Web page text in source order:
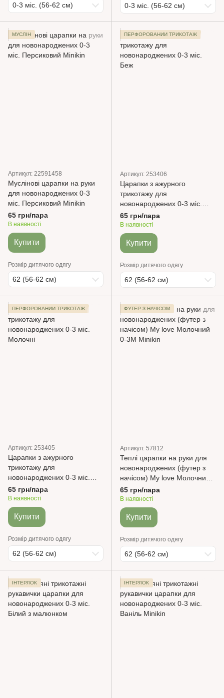
0-3 міс. (56-62 см) 0-3 міс. (56-62 см)
МУСЛІН
Артикул: 22591458
Муслінові царапки на руки
для новонароджених 0-3
міс. Персиковий Minikin
65 грн/пара
В наявності
Купити
Розмір дитячого одягу
62 (56-62 см)
ПЕРФОРОВАНИЙ ТРИКОТАЖ
Артикул: 253406
Царапки з ажурного
трикотажу для
новонароджених 0-3 міс.
Беж
65 грн/пара
В наявності
Купити
Розмір дитячого одягу
62 (56-62 см)
ПЕРФОРОВАНИЙ ТРИКОТАЖ
Артикул: 253405
Царапки з ажурного
трикотажу для
новонароджених 0-3 міс.
Молочні
65 грн/пара
В наявності
Купити
Розмір дитячого одягу
62 (56-62 см)
ФУТЕР З НАЧІСОМ
Артикул: 57812
Теплі царапки на руки для
новонароджених (футер з
начісом) My love Молочний
0-3М Minikin
65 грн/пара
В наявності
Купити
Розмір дитячого одягу
62 (56-62 см)
ІНТЕРЛОК ІНТЕРЛОК